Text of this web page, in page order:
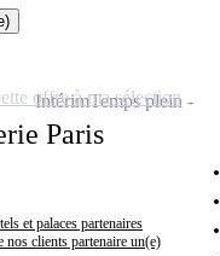
Paris
et palaces partenaires
nos clients partenaire un(e)
IntérimTemps plein
offre à ma sélection